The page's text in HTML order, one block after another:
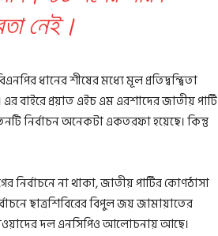
নেই।
ধানের শীষের মধ্যে মূল প্রতিদ্বন্দ্বিতা
প্রয়াত এইচ এম এরশাদের জাতীয় পার্টি
নির্বাচন অনেকটা একতরফা হয়েছে। কিন্তু
নির্বাচনে না থাকা, জাতীয় পার্টির কোণঠাসা
ছাত্রশিবিরের বিপুল জয় জামায়াতের
দল এনসিপিও আলোচনায় আছে।